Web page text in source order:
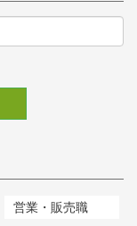
営業・販売職